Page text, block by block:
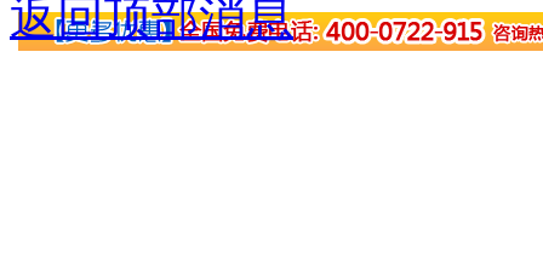
返回顶部